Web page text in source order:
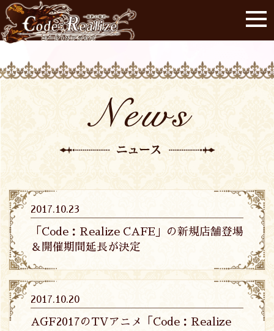
2017.10.23
「Code：Realize CAFE」の新規店舗登場
＆開催期間延長が決定
2017.10.20
AGF2017のTVアニメ「Code：Realize